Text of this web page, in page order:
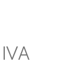
Rango
IVA